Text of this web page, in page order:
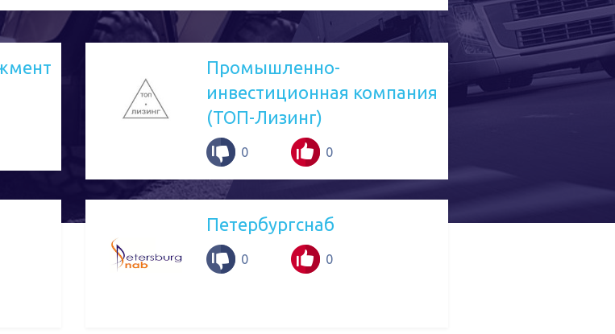
Промышленно-
инвестиционная компания
(ТОП-Лизинг)
0 0
Петербургснаб
0 0